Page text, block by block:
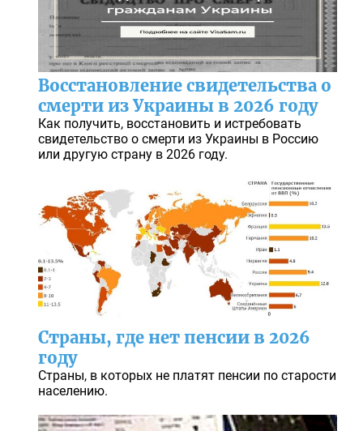
Восстановление свидетельства о
смерти из Украины в 2026 году
Как получить, восстановить и истребовать
свидетельство о смерти из Украины в Россию
или другую страну в 2026 году.
Страны, где нет пенсии в 2026
году
Страны, в которых не платят пенсии по старости
населению.